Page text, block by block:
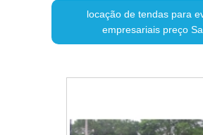
locação de tendas para
empresariais preço